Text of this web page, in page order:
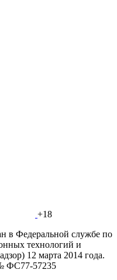
+18
в Федеральной службе по
технологий и
12 марта 2014 года.
ФС77-57235